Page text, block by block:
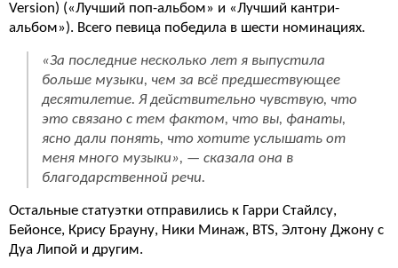
Version) («Лучший поп-альбом» и «Лучший кантри-
альбом»). Всего певица победила в шести номинациях.
«За последние несколько лет я выпустила
больше музыки, чем за всё предшествующее
десятилетие. Я действительно чувствую, что
это связано с тем фактом, что вы, фанаты,
ясно дали понять, что хотите услышать от
меня много музыки», — сказала она в
благодарственной речи.
Остальные статуэтки отправились к Гарри Стайлсу,
Бейонсе, Крису Брауну, Ники Минаж, BTS, Элтону Джону с
Дуа Липой и другим.